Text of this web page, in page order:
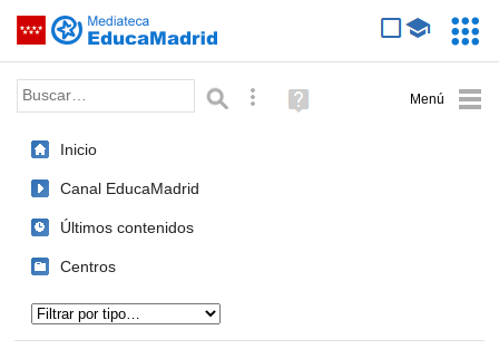
Saltar navegación
Palabra o frase: Búsqueda avanzada
Ayuda
(en
Inicio
Canal EducaMadrid
Últimos contenidos
Centros